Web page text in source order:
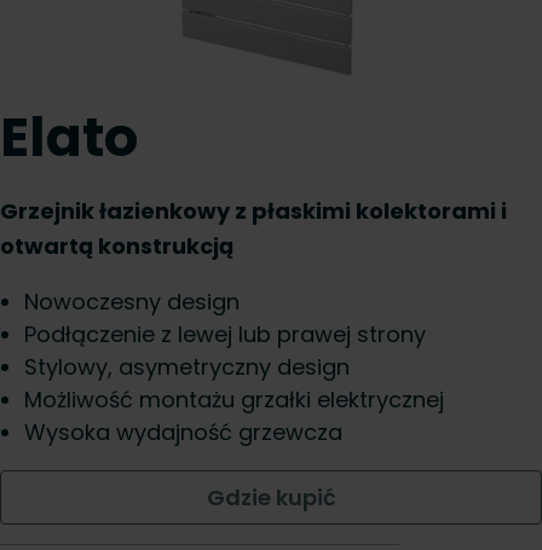
Elato
Grzejnik łazienkowy z płaskimi kolektorami i
otwartą konstrukcją
Nowoczesny design
Podłączenie z lewej lub prawej strony
Stylowy, asymetryczny design
Możliwość montażu grzałki elektrycznej
Wysoka wydajność grzewcza
Gdzie kupić